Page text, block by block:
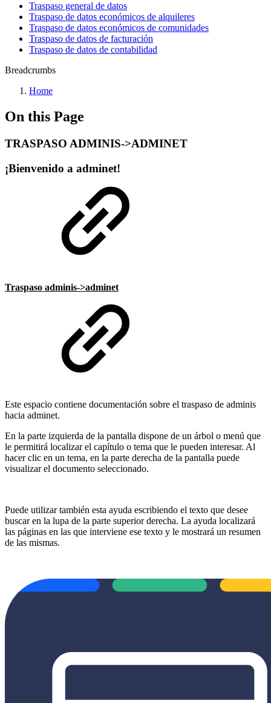
Traspaso general de datos
Traspaso de datos económicos de alquileres
Traspaso de datos económicos de comunidades
Traspaso de datos de facturación
Traspaso de datos de contabilidad
Breadcrumbs
Home
On this Page
TRASPASO ADMINIS->ADMINET
¡Bienvenido a adminet!
Traspaso adminis->adminet
Este espacio contiene documentación sobre el traspaso de adminis
hacia adminet.
En la parte izquierda de la pantalla dispone de un árbol o menú que
le permitirá localizar el capítulo o tema que le pueden interesar. Al
hacer clic en un tema, en la parte derecha de la pantalla puede
visualizar el documento seleccionado.
Puede utilizar también esta ayuda escribiendo el texto que desee
buscar en la lupa de la parte superior derecha. La ayuda localizará
las páginas en las que interviene ese texto y le mostrará un resumen
de las mismas.